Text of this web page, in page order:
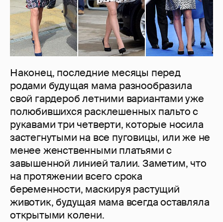
Наконец, последние месяцы перед
родами будущая мама разнообразила
свой гардероб летними вариантами уже
полюбившихся расклешенных пальто с
рукавами три четверти, которые носила
застегнутыми на все пуговицы, или же не
менее женственными платьями с
завышенной линией талии. Заметим, что
на протяжении всего срока
беременности, маскируя растущий
животик, будущая мама всегда оставляла
открытыми колени.